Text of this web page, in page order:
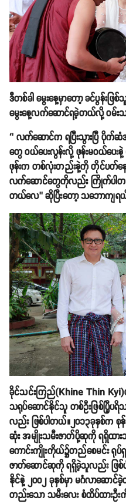
ဒီတစ်ခါ မွေးနေ့မှာတော့ ခင်ပွန်
မွေးနေ့လက်ဆောင်ရခဲ့တယ်လို့ ဝမ်းသာ
‘’ လက်ဆောင်က ရပြီးသွားပြီ ပို
တွေ ဝယ်ပေးလွန်းလို့ ဖုန်းမဝယ်ပေးနဲ့
ဖုန်းက တစ်လုံးတည်းနဲ့ကို တိုင်ပတ်နေ
လက်ဆောင်တွေကိုလည်း ကြိုက်ပါ
တယ်လေ’’ ဆိုပြီးတော့ သဘောကျရယ်
ခိုင်သင်းကြည်(Khine Thin Kyi)
သရုပ်ဆောင်နိုင်သူ တစ်ဦးဖြစ်ပြီ့ပရိ
လည်း ဖြစ်ပါတယ်။၂၀၁၃ခုနှစ်က စုန်
ဆုံး အမျိုးသမီးဇာတ်ပို့ဆုကို ရရှိထားသူ
ကောင်းကျိုးကိုယ်၌တည်စေမင်း ရုပ်
ဇာတ်ဆောင်ဆုကို ရရှိခဲ့သူလည်း ဖြစ်
နိုင်နဲ့ ၂၀၀၂ ခုနှစ်မှာ မင်္ဂလာဆောင်
တည်းသော သမီးလေး စံထိပ်ထားဦးကို